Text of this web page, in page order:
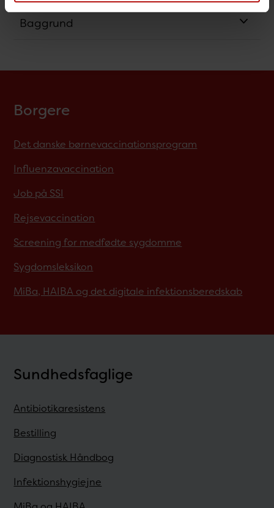
Baggrund
Borgere
Det danske børnevaccinationsprogram
Influenzavaccination
Job på SSI
Rejsevaccination
Screening for medfødte sygdomme
Sygdomsleksikon
MiBa, HAIBA og det digitale infektionsberedskab
Sundhedsfaglige
Antibiotikaresistens
Bestilling
Diagnostisk Håndbog
Infektionshygiejne